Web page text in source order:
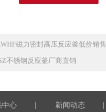
磁力密封高压反应釜低价销售
不锈钢反应釜厂商直销
中心 | 新闻动态 |